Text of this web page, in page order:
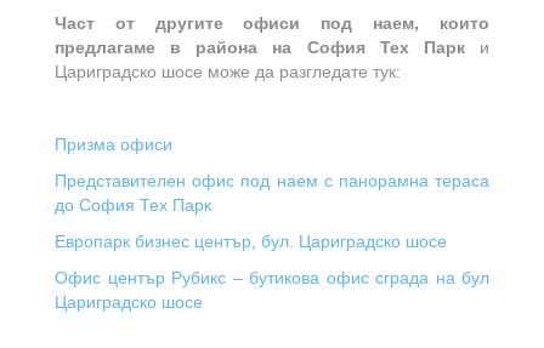
Част от другите офиси под наем, които
предлагаме в района на София Тех Парки
Цариградско шосе може да разгледате тук:
Призма офиси
Представителен офис под наем с панорамна тераса
до София Тех Парк
Европарк бизнес център, бул. Цариградско шосе
Офис център Рубикс – бутикова офис сграда на бул
Цариградско шосе